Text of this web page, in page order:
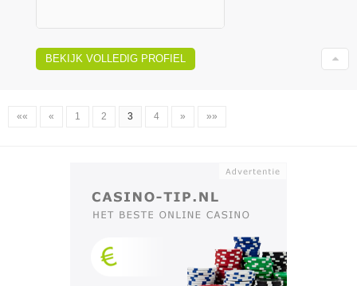
BEKIJK VOLLEDIG PROFIEL
«« « 1 2 3 4 » »»